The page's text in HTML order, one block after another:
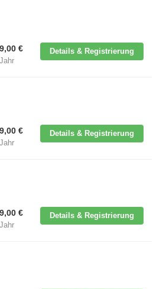
€ Details & Registrierung
€ Details & Registrierung
€ Details & Registrierung